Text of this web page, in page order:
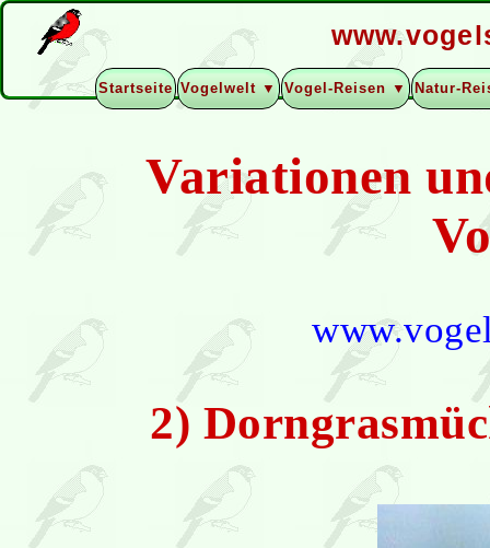
Startseite Vogelwelt ▼ Vogel-Reisen ▼ Natur-
Variationen
2)